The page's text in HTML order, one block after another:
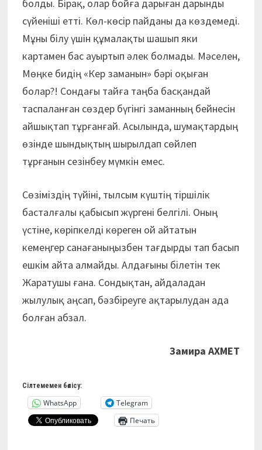
болды. Бірақ, олар бойға дарыған дарынды
сүйеніші етті. Көл-көсір пайданы да көздемеді.
Мұны білу үшін құмалақты шашып яки
картамен бас ауыртып әлек болмады. Мәселен,
Мөңке бидің «Кер заманын» бәрі оқыған
болар?! Сондағы тайға таңба басқандай
таспаланған сөздер бүгінгі заманның бейнесін
айшықтап тұрғанғай. Асылында, шумақтардың
өзінде шындықтың шырылдап сөйлеп
тұрғанын сезінбеу мүмкін емес.
Сөзіміздің түйіні, тылсым күштің тіршілік
басталғалы қабысып жүргені белгілі. Оның
үстіне, көріпкелді көреген ой айтатын
кемеңгер санағаныңызбен тағдырды тап басып
ешкім айта алмайды. Алдағыны білетін тек
Жаратушы ғана. Сондықтан, айдаладан
жылулық аңсап, бәзбіреуге ақтарылудан ада
болған абзал.
Замира АХМЕТ
Сілтемемен бөлісу:
WhatsApp
Telegram
Печать